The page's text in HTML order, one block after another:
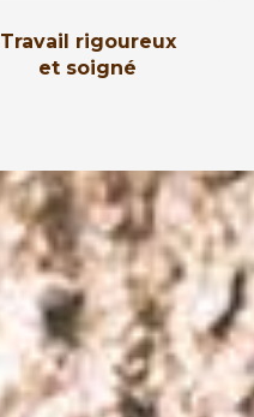
Travail rigoureux
et soigné